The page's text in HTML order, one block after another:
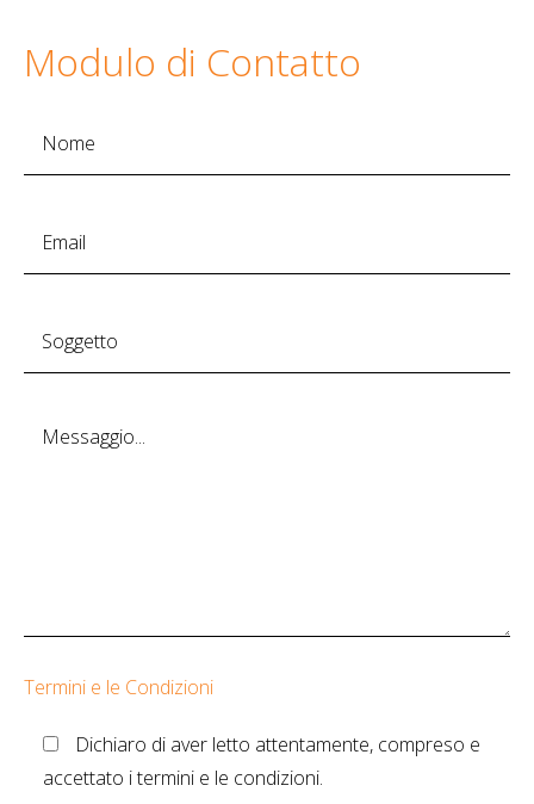
Modulo di Contatto
Termini e le Condizioni
Dichiaro di aver letto attentamente, compreso e
accettato i termini e le condizioni.